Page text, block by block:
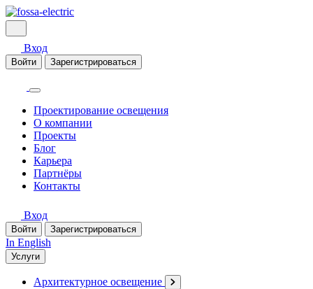
Вход
Войти Зарегистрироваться
Проектирование освещения
О компании
Проекты
Блог
Карьера
Партнёры
Контакты
Вход
Войти Зарегистрироваться
In English
Услуги
Архитектурное освещение